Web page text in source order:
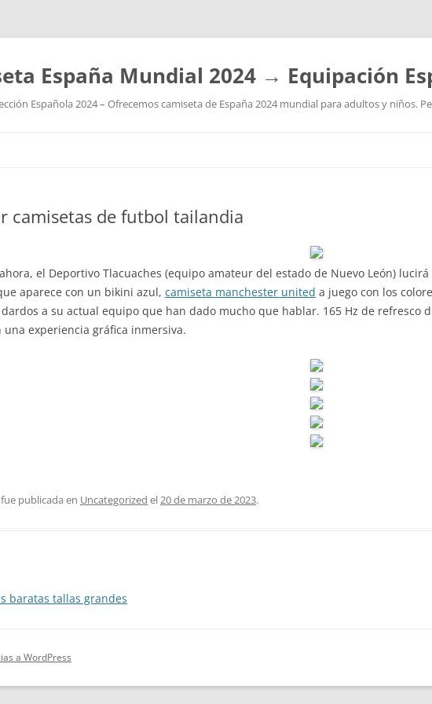
España Mundial 2024 → Equipación
Española 2024 – Ofrecemos camiseta de España 2024 mundial para adultos y niños.
camisetas de futbol tailandia
el Deportivo Tlacuaches (equipo amateur del estado de Nuevo León)
aparece con un bikini azul, camiseta manchester united a juego con los
a su actual equipo que han dado mucho que hablar. 165 Hz de refresco
una experiencia gráfica inmersiva.
publicada en Uncategorized el20 de marzo de 2023.
baratas tallas grandes
a WordPress